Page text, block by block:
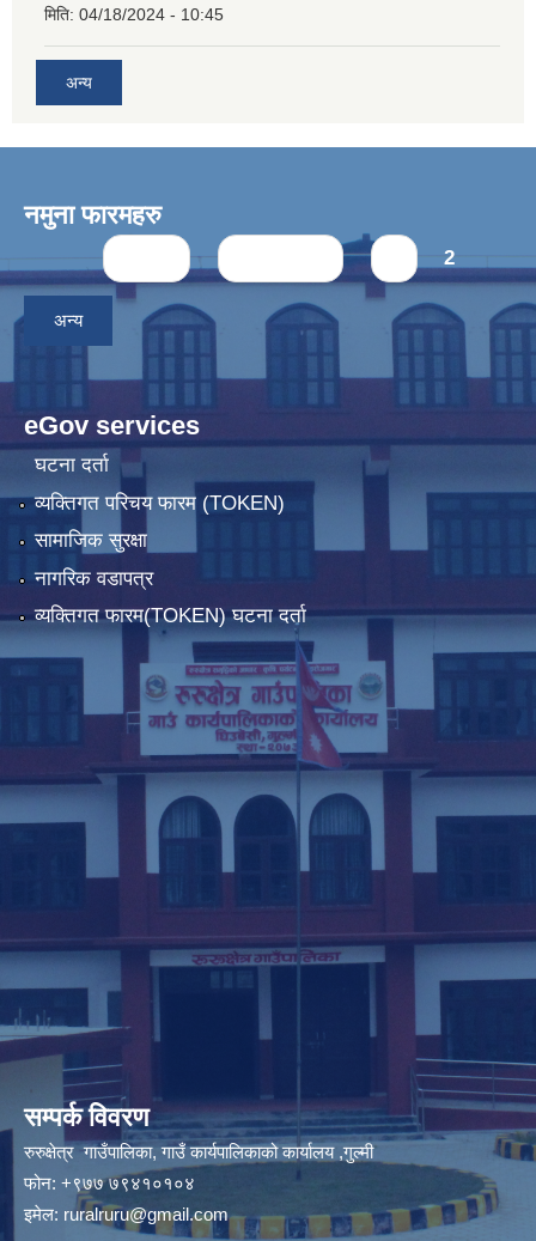
मिति: 04/18/2024 - 10:45
अन्य
नमुना फारमहरु
Pages 2
अन्य
eGov services
घटना दर्ता
व्यक्तिगत परिचय फारम (TOKEN)
सामाजिक सुरक्षा
नागरिक वडापत्र
व्यक्तिगत फारम(TOKEN) घटना दर्ता
सम्पर्क विवरण
रुरुक्षेत्र गाउँपालिका, गाउँ कार्यपालिकाको कार्यालय ,गुल्मी
फोन: +९७७ ७९४१०१०४
इमेल: ruralruru@gmail.com